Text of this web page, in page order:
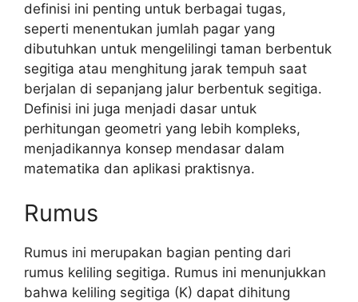
definisi ini penting untuk berbagai tugas,
seperti menentukan jumlah pagar yang
dibutuhkan untuk mengelilingi taman berbentuk
segitiga atau menghitung jarak tempuh saat
berjalan di sepanjang jalur berbentuk segitiga.
Definisi ini juga menjadi dasar untuk
perhitungan geometri yang lebih kompleks,
menjadikannya konsep mendasar dalam
matematika dan aplikasi praktisnya.
Rumus
Rumus ini merupakan bagian penting dari
rumus keliling segitiga. Rumus ini menunjukkan
bahwa keliling segitiga (K) dapat dihitung